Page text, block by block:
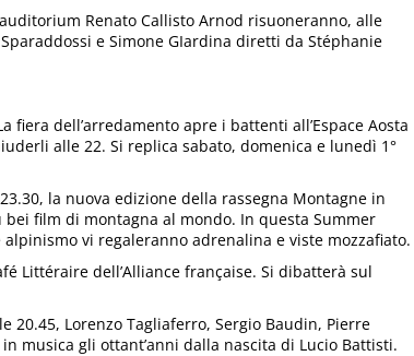
Renato Callisto Arnod risuoneranno, alle
e Simone GIardina diretti da Stéphanie
fiera dell’arredamento apre i battenti all’Espace Aosta
alle 22. Si replica sabato, domenica e lunedì 1°
la nuova edizione della rassegna Montagne in
film di montagna al mondo. In questa Summer
vi regaleranno adrenalina e viste mozzafiato.
Littéraire dell’Alliance française. Si dibatterà sul
20.45, Lorenzo Tagliaferro, Sergio Baudin, Pierre
musica gli ottant’anni dalla nascita di Lucio Battisti.